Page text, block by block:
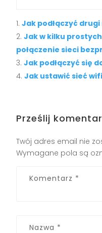
Jak podłączyć
Jak w kilku
połączenie sieci
Jak podłączyć się
Jak ustawić sieć
Prześlij
Twój adres email nie
Wymagane pola są